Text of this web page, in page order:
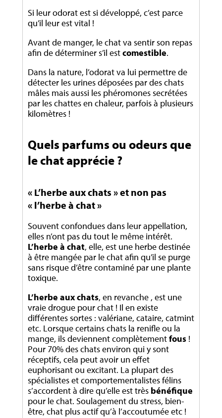
Si leur odorat est si développé, c’est parce
qu’il leur est vital !
Avant de manger, le chat va sentir son repas
afin de déterminer s’il estcomestible.
Dans la nature, l’odorat va lui permettre de
détecter les urines déposées par des chats
mâles mais aussi les phéromones secrétées
par les chattes en chaleur, parfois à plusieurs
kilomètres !
Quels parfums ou odeurs que
le chat apprécie ?
« L’herbe aux chats » et non pas
« l’herbe à chat »
Souvent confondues dans leur appellation,
elles n’ont pas du tout le même intérêt.
L’herbe à chat, elle, est une herbe destinée
à être mangée par le chat afin qu’il se purge
sans risque d’être contaminé par une plante
toxique.
L’herbe aux chats, en revanche , est une
vraie drogue pour chat ! Il en existe
différentes sortes : valériane, cataire, catmint
etc. Lorsque certains chats la renifle ou la
mange, ils deviennent complètementfous !
Pour 70% des chats environ qui y sont
réceptifs, cela peut avoir un effet
euphorisant ou excitant. La plupart des
spécialistes et comportementalistes félins
s’accordent à dire qu’elle est très bénéfique
pour le chat. Soulagement du stress, bien-
être, chat plus actif qu’à l’accoutumée etc !